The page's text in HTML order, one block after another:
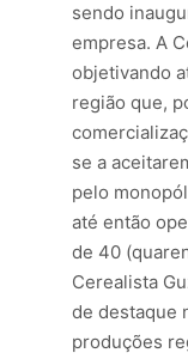
sendo
empresa. A
objetivando
região que,
se a
pelo
até então
de 40
Cerealista
de destaque
produções